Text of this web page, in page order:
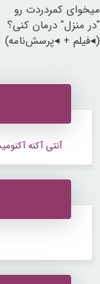
میخوای کمردردت رو
"در منزل" درمان کنی؟
(◂فیلم + ◂پرسش‌نامه)
آنتی آکنه